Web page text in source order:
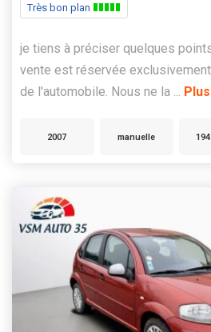
Très bon plan
je tiens à préciser quelques
vente est réservée
de l'automobile. Nous ne la ...
2007 manuelle